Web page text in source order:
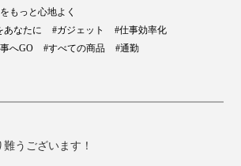
もっと心地よく
あなたに
#ガジェット
#仕事効率化
へGO #すべての商品 #通勤
うございます！